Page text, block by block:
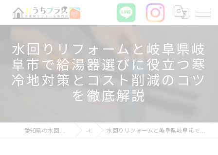
水回りリフォームと岐阜県岐
阜市で給湯器選びに役立つ寒
冷地対策とコスト削減のコツ
を徹底解説
愛知県の水回りリフォームならおうちプラス コラム 水回りリフォームと岐阜県岐阜市で給湯器選びに役立つ寒冷地対策とコスト削減のコツを徹底解説